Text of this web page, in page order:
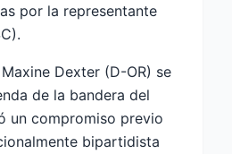
por la representante
Dexter (D-OR) se
de la bandera del
un compromiso previo
bipartidista